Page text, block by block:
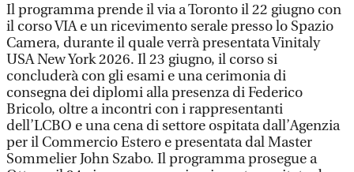
Il programma prende il via a Toronto il 22 giugno con
il corso VIA e un ricevimento serale presso lo Spazio
Camera, durante il quale verrà presentata Vinitaly
USA New York 2026. Il 23 giugno, il corso si
concluderà con gli esami e una cerimonia di
consegna dei diplomi alla presenza di Federico
Bricolo, oltre a incontri con i rappresentanti
dell’LCBO e una cena di settore ospitata dall’Agenzia
per il Commercio Estero e presentata dal Master
Sommelier John Szabo. Il programma prosegue a